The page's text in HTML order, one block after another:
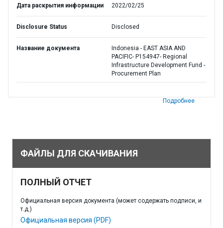
Дата раскрытия информации 2022/02/25
Disclosure Status Disclosed
Название документа
Indonesia - EAST ASIA AND
PACIFIC- P154947- Regional
Infrastructure Development Fund -
Procurement Plan
Подробнее
ФАЙЛЫ ДЛЯ СКАЧИВАНИЯ
ПОЛНЫЙ ОТЧЕТ
Официальная версия документа (может содержать подписи, и
т.д.)
Официальная версия (PDF)